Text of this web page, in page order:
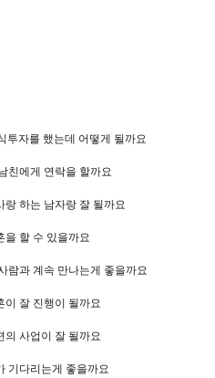
투자를 했는데 어떻게 될까요
친에게 연락을 할까요
랑 하는 남자랑 잘 될까요
을 할 수 있을까요
람과 계속 만나는게 좋을까요
이 잘 진행이 될까요
의 사업이 잘 될까요
기다리는게 좋을까요